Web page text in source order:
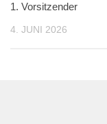
1. Vorsitzender
4. JUNI 2026